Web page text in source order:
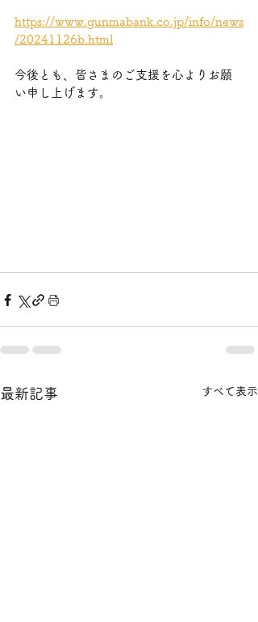
https://www.gunmabank.co.jp/info/news
/20241126b.html
今後とも、皆さまのご支援を心よりお願
い申し上げます。
最新記事 すべて表示